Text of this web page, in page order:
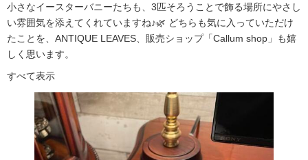
小さなイースターバニーたちも、3匹そろうことで飾る場所にやさし
い雰囲気を添えてくれていますね♪🌿 どちらも気に入っていただけ
たことを、ANTIQUE LEAVES、販売ショップ「Callum shop」も嬉
しく思います。
すべて表示